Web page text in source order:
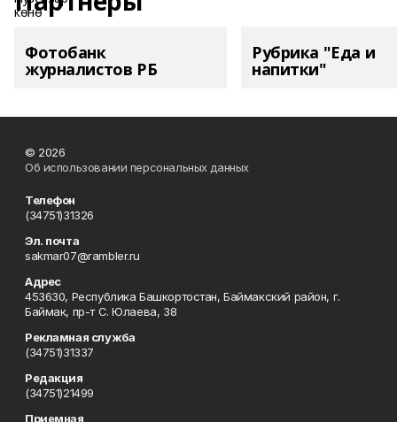
Фотобанк
журналистов РБ
Рубрика "Еда и
напитки"
© 2026
Об использовании персональных данных
Телефон
(34751)31326
Эл. почта
sakmar07@rambler.ru
Адрес
453630, Республика Башкортостан, Баймакский район, г.
Баймак, пр-т С. Юлаева, 38
Рекламная служба
(34751)31337
Редакция
(34751)21499
Приемная